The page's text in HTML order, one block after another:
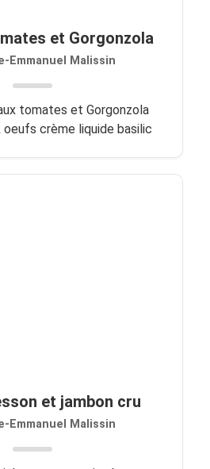
et Gorgonzola
Emmanuel Malissin
tomates et Gorgonzola
crème liquide basilic
et jambon cru
Emmanuel Malissin